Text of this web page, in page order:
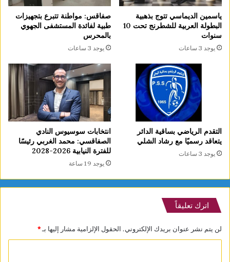
ياسمين الديماسي تتوج بذهبية
البطولة العربية للشطرنج تحت 10
سنوات
يوجد 3 ساعات
صفاقس: مواطنة تتبرع بتجهيزات
طبية لفائدة المستشفى الجهوي
بالمحرس
يوجد 3 ساعات
التقدم الرياضي بساقية الدائر
يتعاقد رسميًا مع رشاد الشلي
يوجد 3 ساعات
انتخابات سوسيوس النادي
الصفاقسي: محمد الغربي رئيسًا
للفترة النيابية 2026-2028
يوجد 19 ساعة
اترك تعليقاً
لن يتم نشر عنوان بريدك الإلكتروني. الحقول الإلزامية مشار إليها بـ*